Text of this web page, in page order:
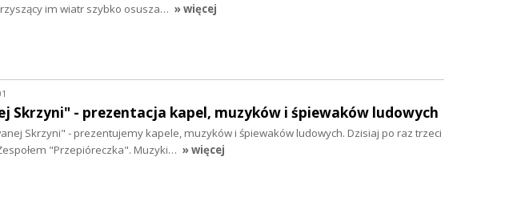
im wiatr szybko osusza… » więcej
Skrzyni" - prezentacja kapel, muzyków i śpiewaków ludowych
Skrzyni" - prezentujemy kapele, muzyków i śpiewaków ludowych. Dzisiaj po raz trzeci
"Przepióreczka". Muzyki… » więcej